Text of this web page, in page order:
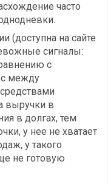
часто
(доступна на сайте
сигналы:
с
между
выручки в
в долгах, тем
у нее не хватает
у такого
не готовую